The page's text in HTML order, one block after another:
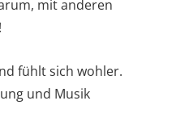
mit anderen
fühlt sich wohler.
und Musik